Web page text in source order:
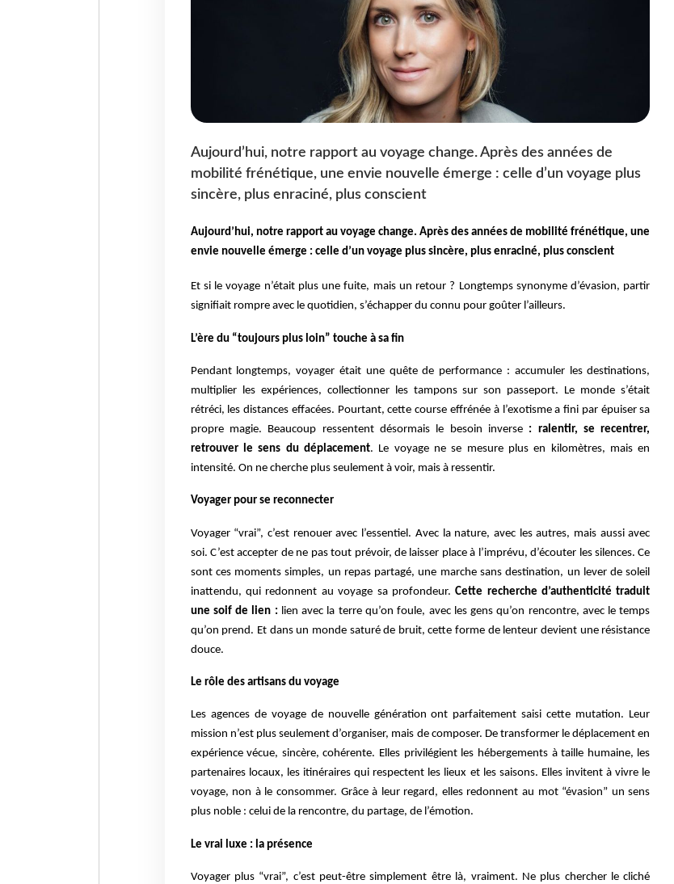
Aujourd’hui, notre rapport au voyage change. Après des années de
mobilité frénétique, une envie nouvelle émerge : celle d’un voyage plus
sincère, plus enraciné, plus conscient
Aujourd’hui, notre rapport au voyage change. Après des années de mobilité frénétique, une
envie nouvelle émerge : celle d’un voyage plus sincère, plus enraciné, plus conscient
Et si le voyage n’était plus une fuite, mais un retour ? Longtemps synonyme d’évasion, partir
signifiait rompre avec le quotidien, s’échapper du connu pour goûter l’ailleurs.
L’ère du “toujours plus loin” touche à sa fin
Pendant longtemps, voyager était une quête de performance : accumuler les destinations,
multiplier les expériences, collectionner les tampons sur son passeport. Le monde s’était
rétréci, les distances effacées. Pourtant, cette course effrénée à l’exotisme a fini par épuiser sa
propre magie. Beaucoup ressentent désormais le besoin inverse : ralentir, se recentrer,
retrouver le sens du déplacement. Le voyage ne se mesure plus en kilomètres, mais en
intensité. On ne cherche plus seulement à voir, mais à ressentir.
Voyager pour se reconnecter
Voyager “vrai”, c’est renouer avec l’essentiel. Avec la nature, avec les autres, mais aussi avec
soi. C’est accepter de ne pas tout prévoir, de laisser place à l’imprévu, d’écouter les silences. Ce
sont ces moments simples, un repas partagé, une marche sans destination, un lever de soleil
inattendu, qui redonnent au voyage sa profondeur.Cette recherche d’authenticité traduit
une soif de lien : lien avec la terre qu’on foule, avec les gens qu’on rencontre, avec le temps
qu’on prend. Et dans un monde saturé de bruit, cette forme de lenteur devient une résistance
douce.
Le rôle des artisans du voyage
Les agences de voyage de nouvelle génération ont parfaitement saisi cette mutation. Leur
mission n’est plus seulement d’organiser, mais de composer. De transformer le déplacement en
expérience vécue, sincère, cohérente. Elles privilégient les hébergements à taille humaine, les
partenaires locaux, les itinéraires qui respectent les lieux et les saisons. Elles invitent à vivre le
voyage, non à le consommer. Grâce à leur regard, elles redonnent au mot “évasion” un sens
plus noble : celui de la rencontre, du partage, de l’émotion.
Le vrai luxe : la présence
Voyager plus “vrai”, c’est peut-être simplement être là, vraiment. Ne plus chercher le cliché